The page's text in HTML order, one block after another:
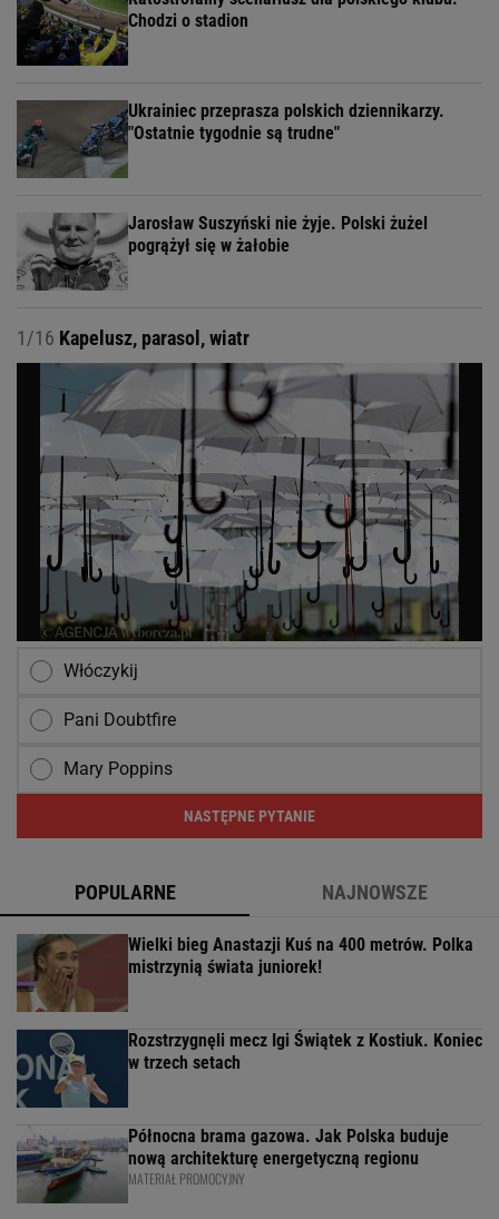
Chodzi o stadion
Ukrainiec przeprasza polskich dziennikarzy.
"Ostatnie tygodnie są trudne"
Jarosław Suszyński nie żyje. Polski żużel
pogrążył się w żałobie
1/16 Kapelusz, parasol, wiatr
Włóczykij
Pani Doubtfire
Mary Poppins
NASTĘPNE PYTANIE
POPULARNE NAJNOWSZE
Wielki bieg Anastazji Kuś na 400 metrów. Polka
mistrzynią świata juniorek!
Rozstrzygnęli mecz Igi Świątek z Kostiuk. Koniec
w trzech setach
Północna brama gazowa. Jak Polska buduje
nową architekturę energetyczną regionu
MATERIAŁ PROMOCYJNY